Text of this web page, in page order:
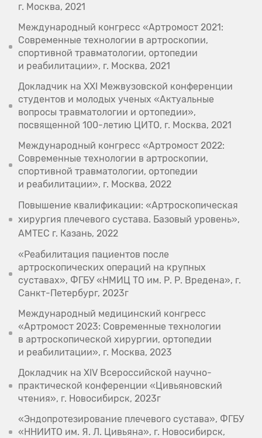
г. Москва, 2021
Международный конгресс «Артромост 2021:
Современные технологии в артроскопии,
спортивной травматологии, ортопедии
и реабилитации», г. Москва, 2021
Докладчик на XXI Межвузовской конференции
студентов и молодых ученых «Актуальные
вопросы травматологии и ортопедии»,
посвященной 100-летию ЦИТО, г. Москва, 2021
Международный конгресс «Артромост 2022:
Современные технологии в артроскопии,
спортивной травматологии, ортопедии
и реабилитации», г. Москва, 2022
Повышение квалификации: «Артроскопическая
хирургия плечевого сустава. Базовый уровень»,
AMTEC г. Казань, 2022
«Реабилитация пациентов после
артроскопических операций на крупных
суставах», ФГБУ «НМИЦ ТО им. Р. Р. Вредена», г.
Санкт-Петербург, 2023г
Международный медицинский конгресс
«Артромост 2023: Современные технологии
в артроскопической хирургии, ортопедии
и реабилитации», г. Москва, 2023
Докладчик на XIV Всероссийской научно-
практической конференции «Цивьяновский
чтения», г. Новосибирск, 2023г
«Эндопротезирование плечевого сустава», ФГБУ
«ННИИТО им. Я. Л. Цивьяна», г. Новосибирск,